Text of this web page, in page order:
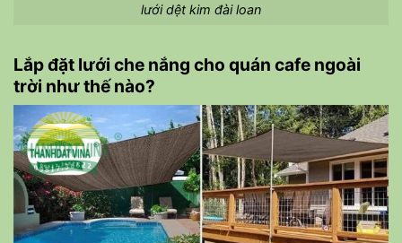
lưới dệt kim đài loan
Lắp đặt lưới che nắng cho quán cafe ngoài
trời như thế nào?